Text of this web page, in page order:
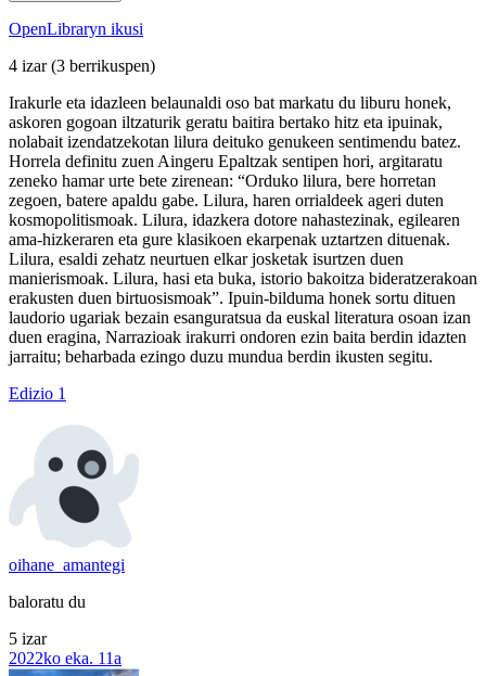
OpenLibraryn ikusi
4 izar(3 berrikuspen)
Irakurle eta idazleen belaunaldi oso bat markatu du liburu honek,
askoren gogoan iltzaturik geratu baitira bertako hitz eta ipuinak,
nolabait izendatzekotan lilura deituko genukeen sentimendu batez.
Horrela definitu zuen Aingeru Epaltzak sentipen hori, argitaratu
zeneko hamar urte bete zirenean: “Orduko lilura, bere horretan
zegoen, batere apaldu gabe. Lilura, haren orrialdeek ageri duten
kosmopolitismoak. Lilura, idazkera dotore nahastezinak, egilearen
ama-hizkeraren eta gure klasikoen ekarpenak uztartzen dituenak.
Lilura, esaldi zehatz neurtuen elkar josketak isurtzen duen
manierismoak. Lilura, hasi eta buka, istorio bakoitza bideratzerakoan
erakusten duen birtuosismoak”. Ipuin-bilduma honek sortu dituen
laudorio ugariak bezain esanguratsua da euskal literatura osoan izan
duen eragina, Narrazioak irakurri ondoren ezin baita berdin idazten
jarraitu; beharbada ezingo duzu mundua berdin ikusten segitu.
Edizio 1
oihane_amantegi
baloratu du
5 izar
2022ko eka. 11a